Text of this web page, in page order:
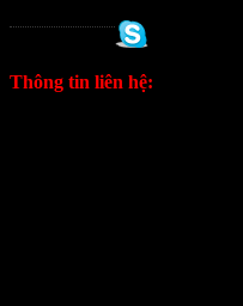
Thông tin liên hệ: